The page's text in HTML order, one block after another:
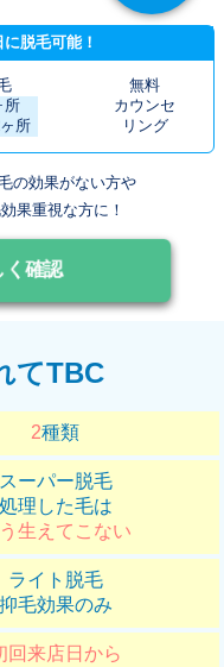
脱毛可能！
所
所
無料
カウンセ
リング
の効果がない方や
果重視な方に！
く確認
てTBC
2種類
スーパー脱毛
処理した毛は
生えてこない
ライト脱毛
抑毛効果のみ
回来店日から